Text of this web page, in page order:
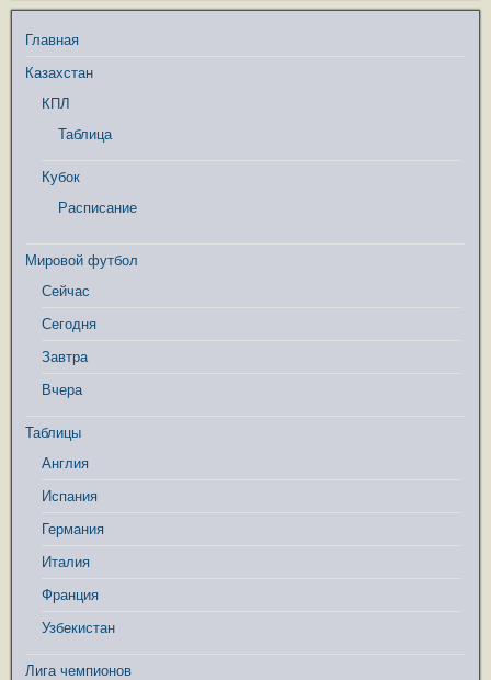
Главная
Казахстан
КПЛ
Таблица
Кубок
Расписание
Мировой футбол
Сейчас
Сегодня
Завтра
Вчера
Таблицы
Англия
Испания
Германия
Италия
Франция
Узбекистан
Лига чемпионов